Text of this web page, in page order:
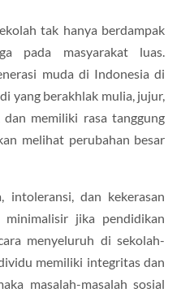
tak hanya berdampak
pada masyarakat luas.
muda di Indonesia di
yang berakhlak mulia, jujur,
dan memiliki rasa tanggung
melihat perubahan besar
intoleransi, dan kekerasan
jika pendidikan
menyeluruh di sekolah-
memiliki integritas dan
masalah-masalah sosial